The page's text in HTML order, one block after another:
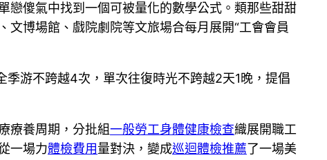
戀傻氣中找到一個可被量化的數學公式。類那些甜甜
博場館、戲院劇院等文旅場合每月展開“工會會員
游不跨越4次，單次往復時光不跨越2天1晚，提倡
療養周期，分批組一般勞工身體健康檢查織展開職工
一場力體檢費用量對決，變成巡迴體檢推薦了一場美